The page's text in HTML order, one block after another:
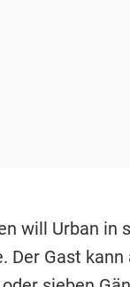
will Urban in
Der Gast